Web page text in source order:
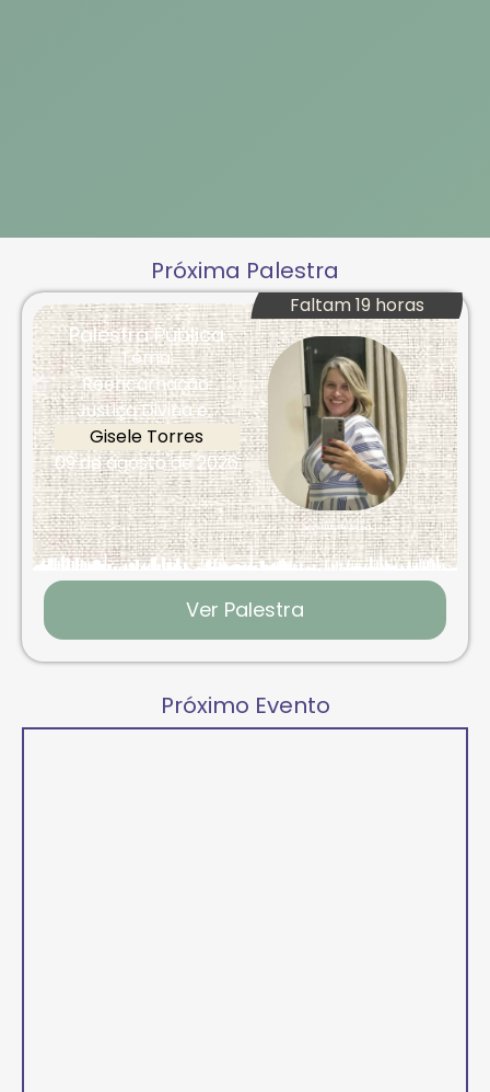
Próxima Palestra
Faltam 19 horas
Palestra Pública
Tema:
Reencarnação:
Justiça Divina e...
Gisele Torres
09 de agosto de 2026
Ver Palestra
Próximo Evento